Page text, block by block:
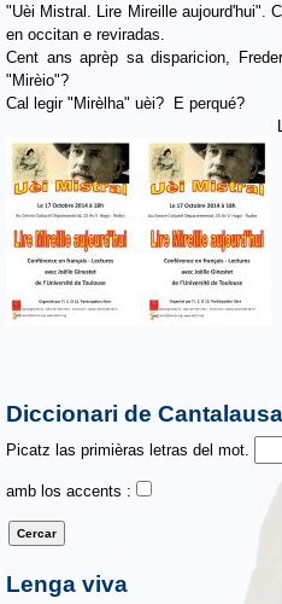
"Uèi Mistral. Lire Mireille aujourd'hui".
en occitan e reviradas.
Cent ans aprèp sa disparicion,
"Mirèio"?
Cal legir "Mirèlha" uèi? E perqué?
Diccionari de Cantalausa
Picatz las primièras letras del mot.
amb los accents :
Lenga viva